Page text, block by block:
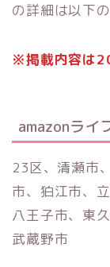
の詳細は以下
※掲載内容は
amazonライ
23区、清瀬市
市、狛江市、
八王子市、東
武蔵野市